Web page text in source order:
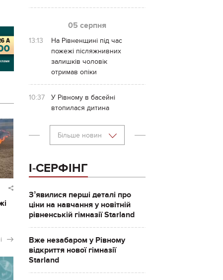
05 серпня
13:13
На Рівненщині під час
пожежі післяжнивних
залишків чоловік
отримав опіки
10:37
У Рівному в басейні
втопилася дитина
Більше новин
І-СЕРФІНГ
Зʼявилися перші деталі про
ціни на навчання у новітній
рівненській гімназії Starland
Вже незабаром у Рівному
відкриття нової гімназії
Starland